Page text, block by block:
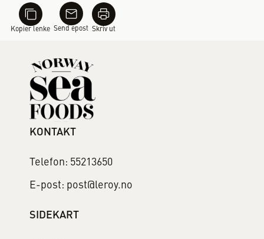
Kopier lenke Send epost Skriv ut
KONTAKT
Telefon: 55213650
E-post: post@leroy.no
SIDEKART